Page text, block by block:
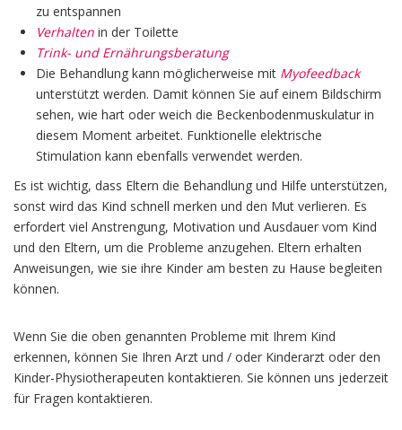
zu entspannen
Verhalten in der Toilette
Trink- und Ernährungsberatung
Die Behandlung kann möglicherweise mit Myofeedback
unterstützt werden. Damit können Sie auf einem Bildschirm
sehen, wie hart oder weich die Beckenbodenmuskulatur in
diesem Moment arbeitet. Funktionelle elektrische
Stimulation kann ebenfalls verwendet werden.
Es ist wichtig, dass Eltern die Behandlung und Hilfe unterstützen,
sonst wird das Kind schnell merken und den Mut verlieren. Es
erfordert viel Anstrengung, Motivation und Ausdauer vom Kind
und den Eltern, um die Probleme anzugehen. Eltern erhalten
Anweisungen, wie sie ihre Kinder am besten zu Hause begleiten
können.
Wenn Sie die oben genannten Probleme mit Ihrem Kind
erkennen, können Sie Ihren Arzt und / oder Kinderarzt oder den
Kinder-Physiotherapeuten kontaktieren. Sie können uns jederzeit
für Fragen kontaktieren.